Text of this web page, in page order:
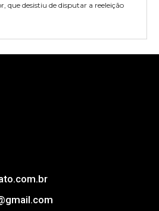
que desistiu de disputar a reeleição